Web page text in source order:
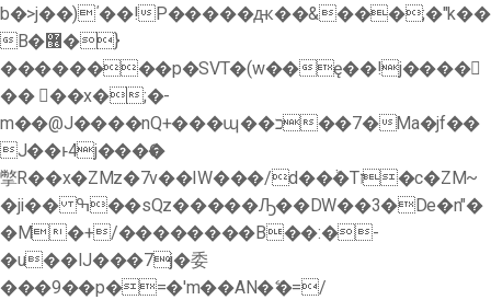
b�>j��)΄��!P�����ԫ��&���;�"k��
B�޶�}
��������p�SVT�(w��ę��!j����
�� ��x�;�-
m��@J����nQ+���պ��כ��7�Ma�jf��
J��ͱ4j���Ѳ�
撆R��x�ZMz�7v��IW���/d��ٞ�Тז�c�ZM~
�ji�� ߒ��sQz�����Ԡ��DW��3�De�n"�
�M�+/��������B��:�-
�u��IJ���7j�委
���9��p�=�'m��AN�ޭ�=/